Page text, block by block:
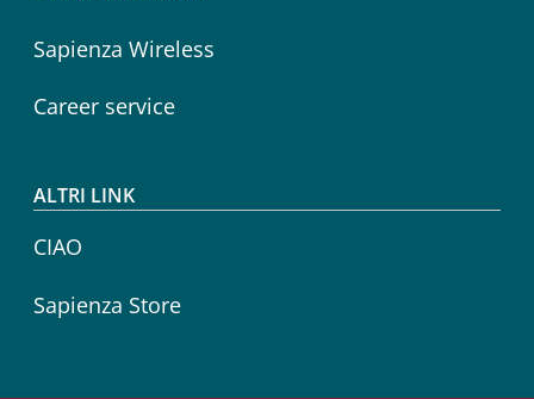
Sapienza Wireless
Career service
ALTRI LINK
CIAO
Sapienza Store